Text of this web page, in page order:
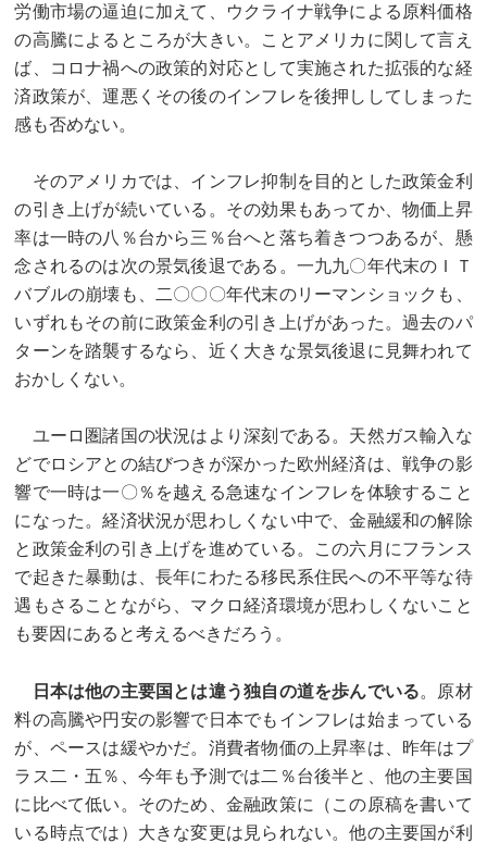
労働市場の逼迫に加えて、ウクライナ戦争による原料価格
の高騰によるところが大きい。ことアメリカに関して言え
ば、コロナ禍への政策的対応として実施された拡張的な経
済政策が、運悪くその後のインフレを後押ししてしまった
感も否めない。
そのアメリカでは、インフレ抑制を目的とした政策金利
の引き上げが続いている。その効果もあってか、物価上昇
率は一時の八％台から三％台へと落ち着きつつあるが、懸
念されるのは次の景気後退である。一九九〇年代末のＩＴ
バブルの崩壊も、二〇〇〇年代末のリーマンショックも、
いずれもその前に政策金利の引き上げがあった。過去のパ
ターンを踏襲するなら、近く大きな景気後退に見舞われて
おかしくない。
ユーロ圏諸国の状況はより深刻である。天然ガス輸入な
どでロシアとの結びつきが深かった欧州経済は、戦争の影
響で一時は一〇％を越える急速なインフレを体験すること
になった。経済状況が思わしくない中で、金融緩和の解除
と政策金利の引き上げを進めている。この六月にフランス
で起きた暴動は、長年にわたる移民系住民への不平等な待
遇もさることながら、マクロ経済環境が思わしくないこと
も要因にあると考えるべきだろう。
日本は他の主要国とは違う独自の道を歩んでいる。原材
料の高騰や円安の影響で日本でもインフレは始まっている
が、ペースは緩やかだ。消費者物価の上昇率は、昨年はプ
ラス二・五％、今年も予測では二％台後半と、他の主要国
に比べて低い。そのため、金融政策に（この原稿を書いて
いる時点では）大きな変更は見られない。他の主要国が利